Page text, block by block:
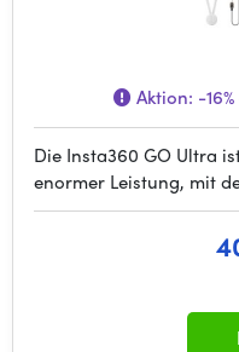
Aktion: -16%
Die Insta360 GO Ultra
enormer Leistung, mit